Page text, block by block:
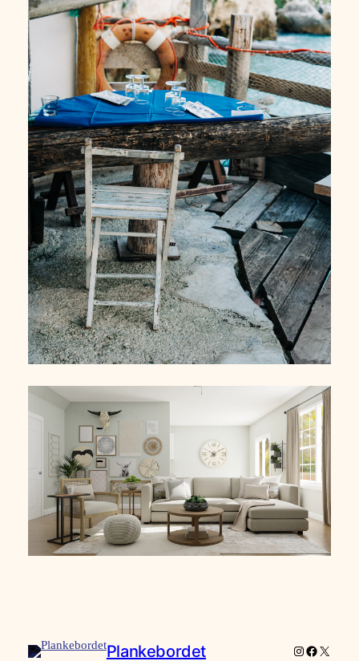
Plankebordet Instagram
Facebook
X